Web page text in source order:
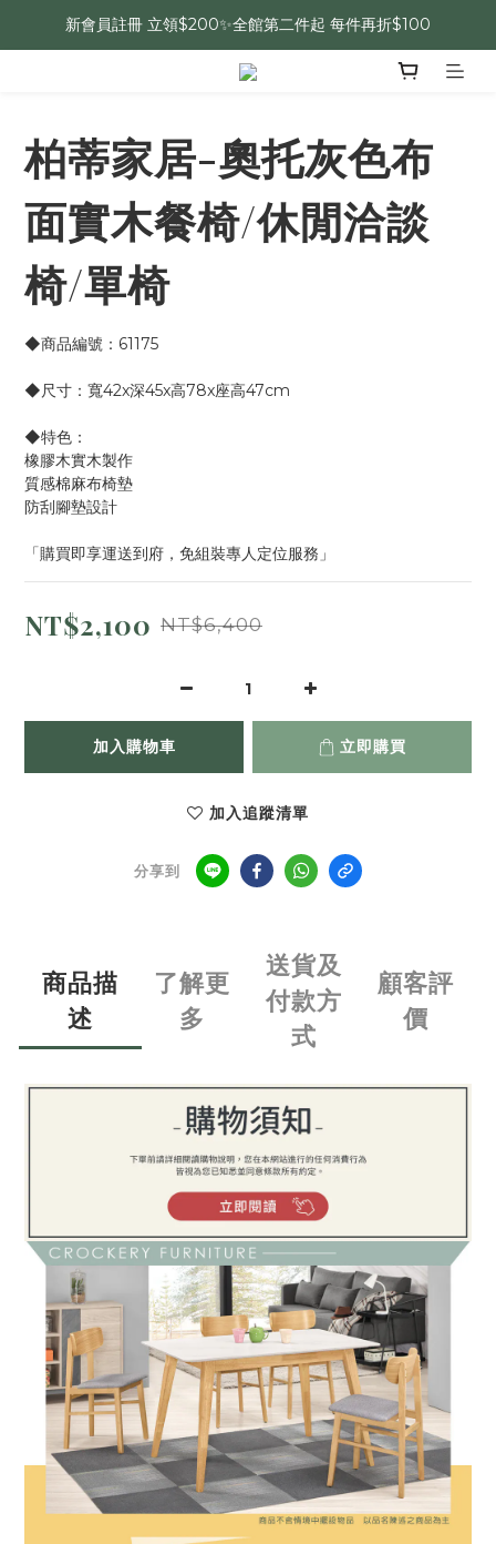
新會員註冊 立領$200✨全館第二件起 每件再折$100
柏蒂家居-奧托灰色布
面實木餐椅/休閒洽談
椅/單椅
◆商品編號：61175
◆尺寸：寬42x深45x高78x座高47cm
◆特色：
橡膠木實木製作
質感棉麻布椅墊
防刮腳墊設計
「購買即享運送到府，免組裝專人定位服務」
NT$2,100 NT$6,400
加入購物車 立即購買
加入追蹤清單
分享到
商品描
述
了解更
多
送貨及
付款方
式
顧客評
價